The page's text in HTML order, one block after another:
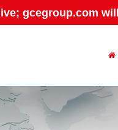
gcegroup.com